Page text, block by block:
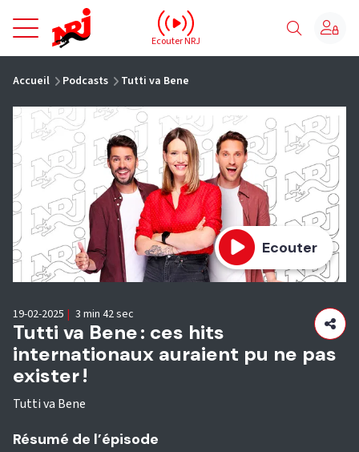
NRJ - Accueil
Ecouter NRJ
Accueil Podcasts Tutti va Bene
Ecouter
Tutti va Bene : ces hits
internationaux auraient pu ne pas
exister !
Tutti va Bene
19-02-2025 | 3 min 42 sec
Résumé de l’épisode